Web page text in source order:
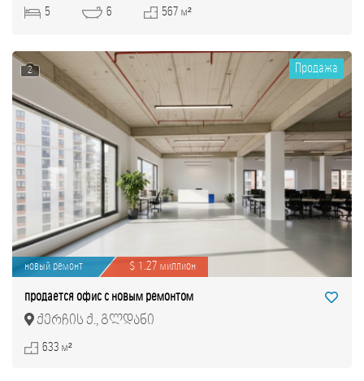
ავლაბარი
5 6 567 м²
2 Продажа
новый ремонт $ 1.27 миллион
продается офис с новым ремонтом
ქერჩის ქ., გლდანი
633 м²